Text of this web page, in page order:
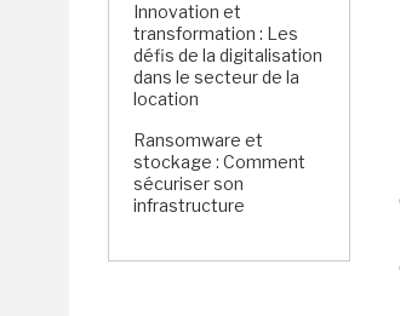
Innovation et
transformation : Les
défis de la digitalisation
dans le secteur de la
location
Ransomware et
stockage : Comment
sécuriser son
infrastructure